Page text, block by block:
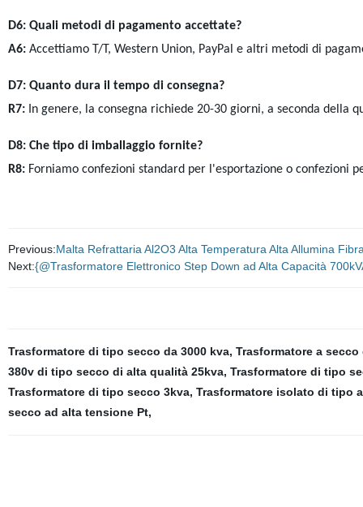
D6: Quali metodi di pagamento accettate?
A6:Accettiamo T/T, Western Union, PayPal e altri metodi di
D7: Quanto dura il tempo di consegna?
R7:In genere, la consegna richiede 20-30 giorni, a seconda della
D8: Che tipo di imballaggio fornite?
R8:Forniamo confezioni standard per l'esportazione o confezioni
Previous:Malta Refrattaria Al2O3 Alta Temperatura Alta Allumina
Next:{@Trasformatore Elettronico Step Down ad Alta Capacità
Trasformatore di tipo secco da 3000 kva, Trasformatore a secco
380v di tipo secco di alta qualità 25kva, Trasformatore di tipo
Trasformatore di tipo secco 3kva, Trasformatore isolato di tipo
secco ad alta tensione Pt,